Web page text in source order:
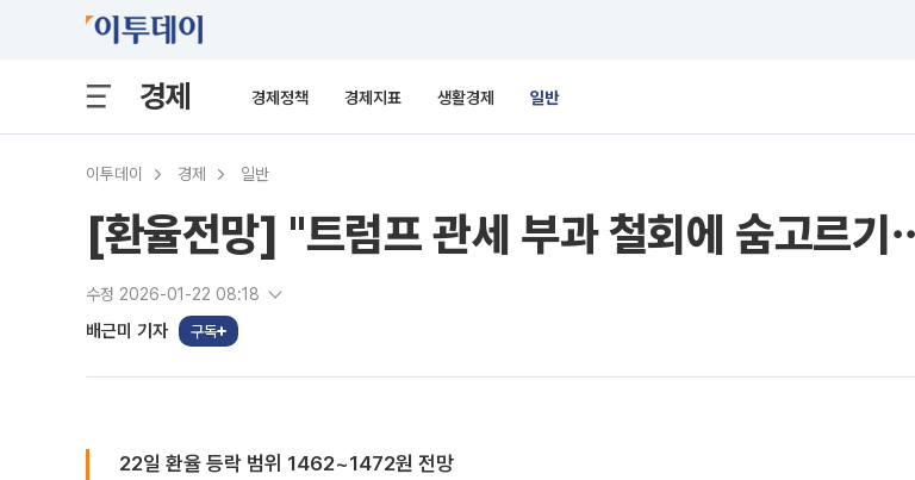
경제 경제정책 경제지표 생활경제 일반
이투데이 경제 일반
[환율전망] "트럼프 관세 부과 철회에 숨고르
수정 2026-01-22 08:18
배근미 기자 구독
22일 환율 등락 범위 1462~1472원 전망